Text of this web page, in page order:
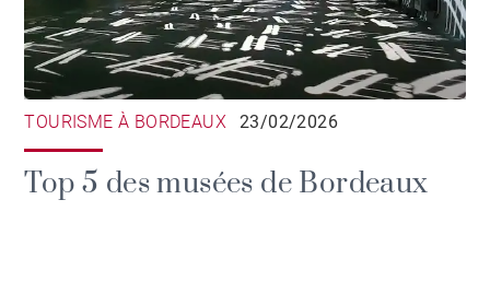
TOURISME À BORDEAUX 23/02/2026
Top 5 des musées de Bordeaux